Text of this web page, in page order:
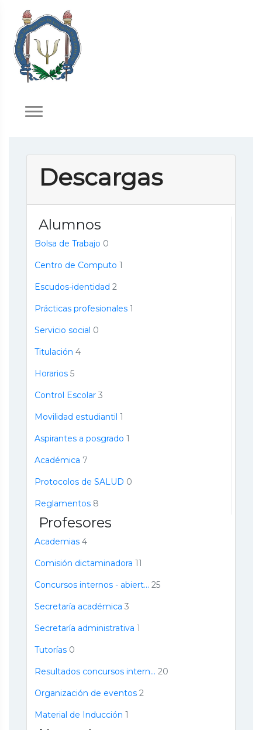
Descargas
Alumnos
Bolsa de Trabajo 0
Centro de Computo 1
Escudos-identidad 2
Prácticas profesionales 1
Servicio social 0
Titulación 4
Horarios 5
Control Escolar 3
Movilidad estudiantil 1
Aspirantes a posgrado 1
Académica 7
Protocolos de SALUD 0
Reglamentos 8
Profesores
Academias 4
Comisión dictaminadora 11
Concursos internos - abiert... 25
Secretaría académica 3
Secretaría administrativa 1
Tutorías 0
Resultados concursos intern... 20
Organización de eventos 2
Material de Inducción 1